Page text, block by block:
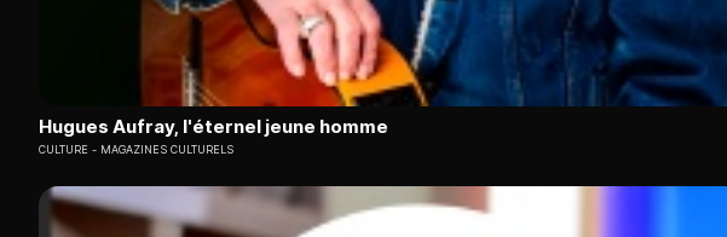
Hugues Aufray, l'éternel jeune homme
CULTURE MAGAZINES CULTURELS